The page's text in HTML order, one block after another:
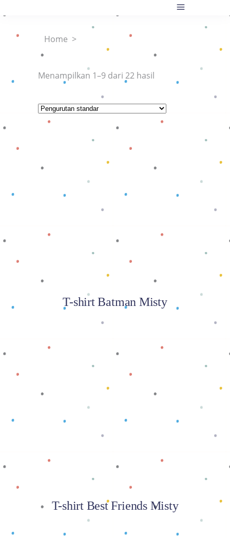
Home >
Menampilkan 1–9 dari 22 hasil
Baca selengkapnya
T-shirt Batman Misty
Baca selengkapnya
T-shirt Best Friends Misty